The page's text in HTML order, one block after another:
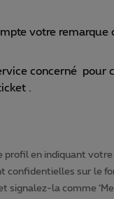
votre
concerné pour
.
en indiquant votre
confidentielles sur le
signalez-la comme